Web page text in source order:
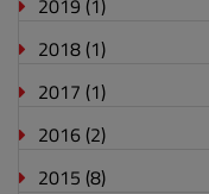
2019 (1)
2018 (1)
2017 (1)
2016 (2)
2015 (8)